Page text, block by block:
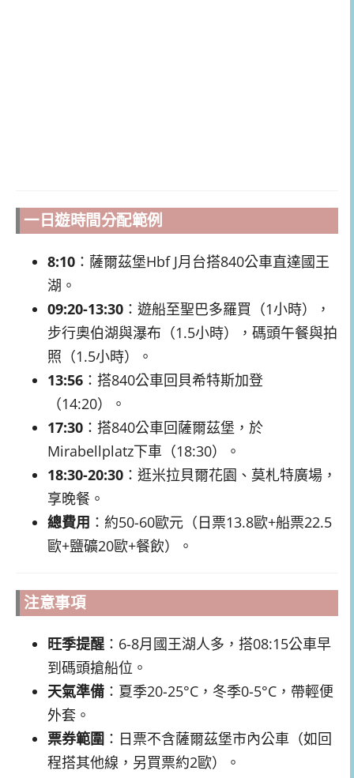
一日遊時間分配範例
8:10 ：薩爾茲堡Hbf J月台搭840公車直達國王
湖。
09:20-13:30 ：遊船至聖巴多羅買（1小時），
步行奧伯湖與瀑布（1.5小時），碼頭午餐與拍
照（1.5小時）。
13:56 ：搭840公車回貝希特斯加登
（14:20）。
17:30 ：搭840公車回薩爾茲堡，於
Mirabellplatz下車（18:30）。
18:30-20:30 ：逛米拉貝爾花園、莫札特廣場，
享晚餐。
總費用 ：約50-60歐元（日票13.8歐+船票22.5
歐+鹽礦20歐+餐飲）。
注意事項
旺季提醒 ：6-8月國王湖人多，搭08:15公車早
到碼頭搶船位。
天氣準備 ：夏季20-25°C，冬季0-5°C，帶輕便
外套。
票券範圍 ：日票不含薩爾茲堡市內公車（如回
程搭其他線，另買票約2歐）。